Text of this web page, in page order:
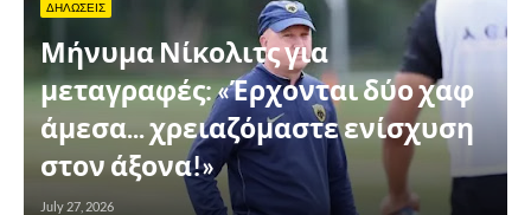
ΔΗΛΩΣΕΙΣ
Μήνυμα Νίκολιτς για
μεταγραφές: «Έρχονται δύο χαφ
άμεσα... χρειαζόμαστε ενίσχυση
στον άξονα!»
July 27, 2026